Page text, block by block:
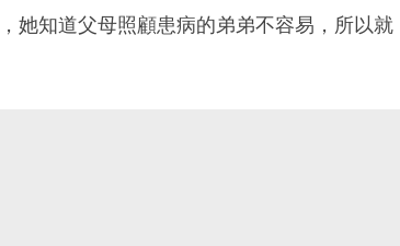
她知道父母照顧患病的弟弟不容易，所以就